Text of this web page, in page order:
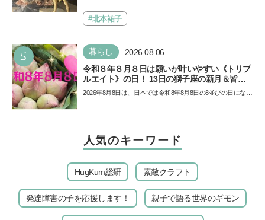
催…
#北本祐子
5 暮らし 2026.08.06
令和８年８月８日は願いが叶いやすい《トリプ
ルエイト》の日！ 13日の獅子座の新月＆皆既
日食の影響にも注目
2026年8月8日は、日本では令和8年8月8日の8並びの日になり
人気のキーワード
HugKum総研 素敵クラフト
発達障害の子を応援します！ 親子で語る世界のギモン